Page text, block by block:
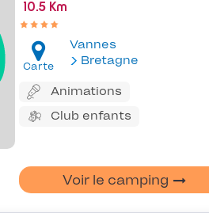
10.5 Km
Carte
Vannes
Bretagne
Animations
Club enfants
Voir le camping